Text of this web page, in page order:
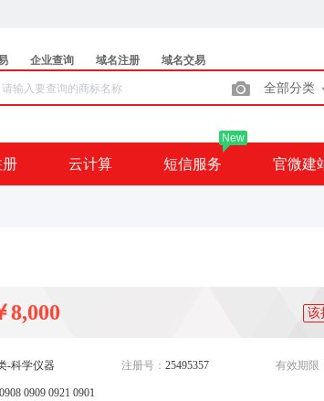
企业查询 域名注册 域名交易
全部分类
册 云计算 短信服务
New
官微建
8,000 该
-科学仪器 注册号： 25495357 有效期限
0909 0921 0901